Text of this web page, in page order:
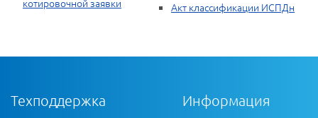
Акт классификации ИСПДн
Техподдержка Информация